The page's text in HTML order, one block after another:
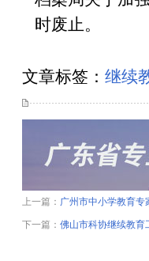
时废止。
文章标签： 继续
上一篇： 广州市中小学教育
下一篇： 佛山市科协继续教育